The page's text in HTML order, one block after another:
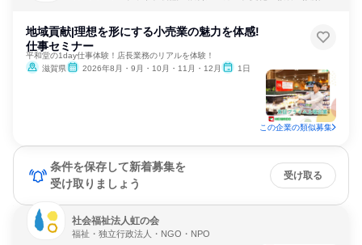
地域貢献|理想を形にする小売業の魅力を体感!
仕事セミナー
平和堂の1day仕事体験！店長業務のリアルを体験！
滋賀県
2026年8月・9月・10月・11月・12月 1日
この企業の類似募集
条件を保存して新着募集を
受け取りましょう
受け取る
社会福祉法人虹の会
福祉・独立行政法人・NGO・NPO